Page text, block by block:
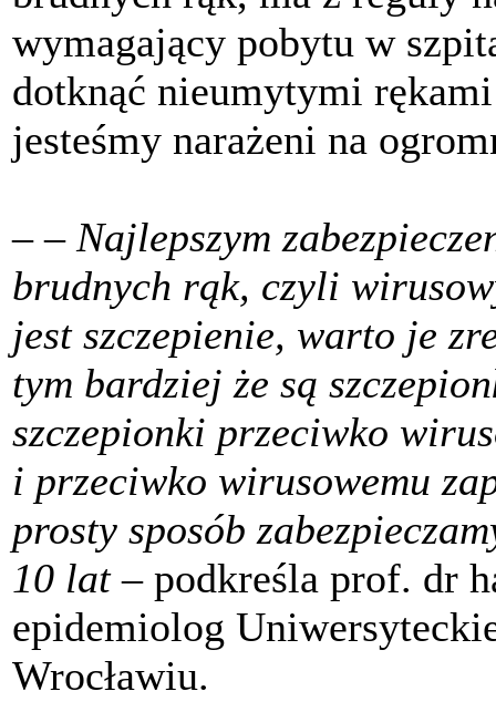
wymagający pobytu w
dotknąć nieumytymi
jesteśmy narażeni na
–– Najlepszym
brudnych rąk, czyli
jest szczepienie, warto je
tym bardziej że są
szczepionki przeciwko
i przeciwko wirusowemu
prosty sposób
10 lat– podkreśla prof. dr
epidemiolog
Wrocławiu.